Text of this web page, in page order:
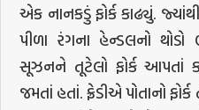
એક નાનકડું ફોર્ક કાઢ્યું.
પીળા રંગના હેન્ડલનો થોડો
સૂઝનને તૂટેલો ફોર્ક આપતાં
જમતાં હતાં. ફ્રેડીએ પોતાનો